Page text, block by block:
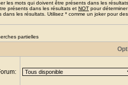
les mots qui doivent être présents dans les
présents dans les résultats et NOT pour
les résultats. Utilisez * comme un joker pour des
partielles